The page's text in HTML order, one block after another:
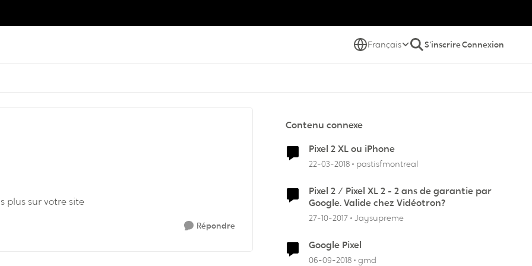
Français S'inscrireConnexion
plus sur votre site
Répondre
Contenu connexe
Pixel 2 XL ou iPhone
22-03-2018 pastisfmontreal
Pixel 2 / Pixel XL 2 - 2 ans de garantie par
Google. Valide chez Vidéotron?
27-10-2017 Jaysupreme
Google Pixel
06-09-2018 gmd